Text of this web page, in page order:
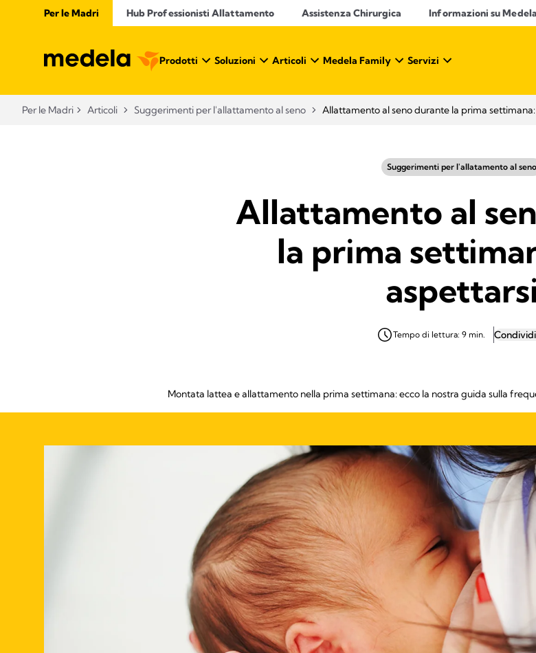
Per le Madri Hub Professionisti Allattamento​ Assistenza Chirurgica Informazioni su Medela
Prodotti Soluzioni Articoli Medela Family Servizi
Per le Madri Articoli Suggerimenti per l'allattamento al seno Allattamento al seno durante la prima
Suggerimenti per l'allatamento al seno
Allattamento al
la prima
aspettarsi
Tempo di lettura: 9 min. Condividi
Montata lattea e allattamento nella prima settimana: ecco la nostra guida sulla